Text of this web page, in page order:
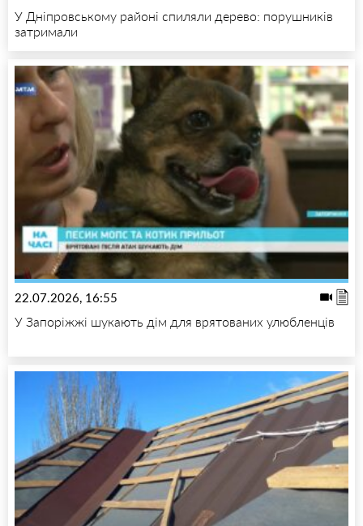
У Дніпровському районі спиляли дерево: порушників
затримали
22.07.2026, 16:55
У Запоріжжі шукають дім для врятованих улюбленців